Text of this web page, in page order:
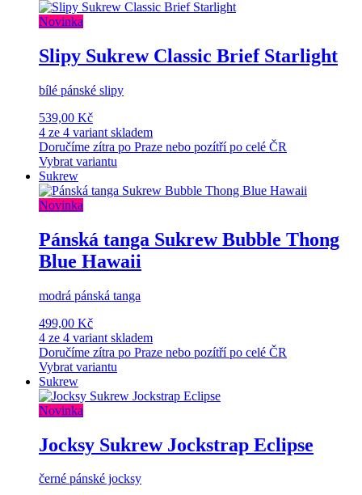
Novinka
Slipy Sukrew Classic Brief Starlight
bílé pánské slipy
539,00 Kč
4 ze 4 variant skladem
Doručíme zítra po Praze nebo pozítří po celé ČR
Vybrat variantu
Sukrew
Novinka
Pánská tanga Sukrew Bubble Thong
Blue Hawaii
modrá pánská tanga
499,00 Kč
4 ze 4 variant skladem
Doručíme zítra po Praze nebo pozítří po celé ČR
Vybrat variantu
Sukrew
Novinka
Jocksy Sukrew Jockstrap Eclipse
černé pánské jocksy